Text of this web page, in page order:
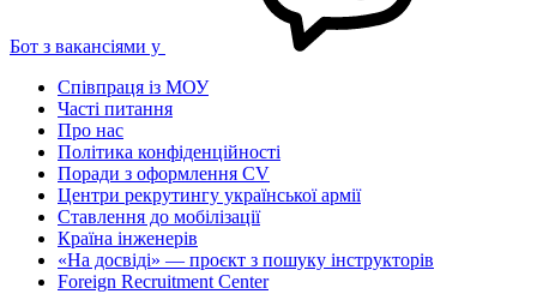
Бот з вакансіями у
Співпраця із МОУ
Часті питання
Про нас
Політика конфіденційності
Поради з оформлення CV
Центри рекрутингу української армії
Ставлення до мобілізації
Країна інженерів
«На досвіді» — проєкт з пошуку інструкторів
Foreign Recruitment Center